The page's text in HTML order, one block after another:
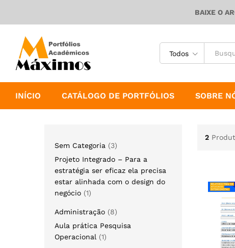
BAIXE O
Todos
INÍCIO CATÁLOGO DE PORTFÓLIOS SOBRE
2
Sem Categoria
3
Projeto Integrado – Para a
estratégia ser eficaz ela precisa
estar alinhada com o design do
negócio
1
Administração
8
Aula prática Pesquisa
Operacional
1